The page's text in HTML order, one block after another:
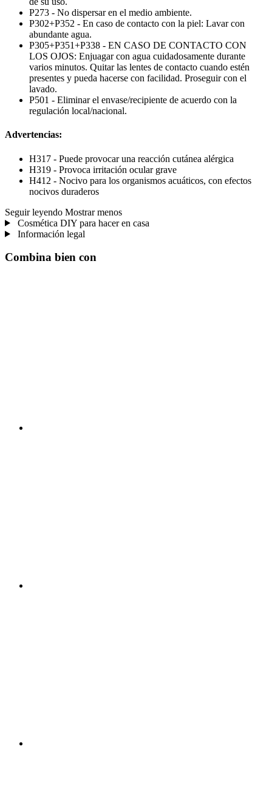
P273 - No dispersar en el medio ambiente.
P302+P352 - En caso de contacto con la piel: Lavar con
abundante agua.
P305+P351+P338 - EN CASO DE CONTACTO CON
LOS OJOS: Enjuagar con agua cuidadosamente durante
varios minutos. Quitar las lentes de contacto cuando estén
presentes y pueda hacerse con facilidad. Proseguir con el
lavado.
P501 - Eliminar el envase/recipiente de acuerdo con la
regulación local/nacional.
Advertencias:
H317 - Puede provocar una reacción cutánea alérgica
H319 - Provoca irritación ocular grave
H412 - Nocivo para los organismos acuáticos, con efectos
nocivos duraderos
Seguir leyendo Mostrar menos
Cosmética DIY para hacer en casa
Información legal
Combina bien con